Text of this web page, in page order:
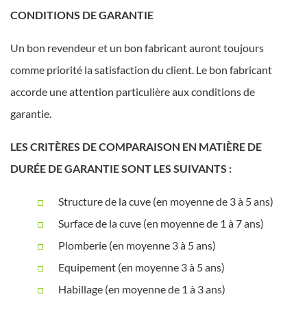
CONDITIONS DE GARANTIE
Un bon revendeur et un bon fabricant auront toujours
comme priorité la satisfaction du client. Le bon fabricant
accorde une attention particulière aux conditions de
garantie.
LES CRITÈRES DE COMPARAISON EN MATIÈRE DE
DURÉE DE GARANTIE SONT LES SUIVANTS :
Structure de la cuve (en moyenne de 3 à 5 ans)
Surface de la cuve (en moyenne de 1 à 7 ans)
Plomberie (en moyenne 3 à 5 ans)
Equipement (en moyenne 3 à 5 ans)
Habillage (en moyenne de 1 à 3 ans)